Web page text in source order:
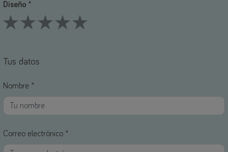
Diseño *
Tus datos
Nombre *
Correo electrónico *